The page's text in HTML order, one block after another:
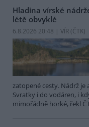
Hladina vírské
létě obvyklé
6.8.2026 20:48 | VÍR (ČTK)
zatopené cesty. Nádrž
Svratky i do vodáren, i
mimořádně horké, řekl